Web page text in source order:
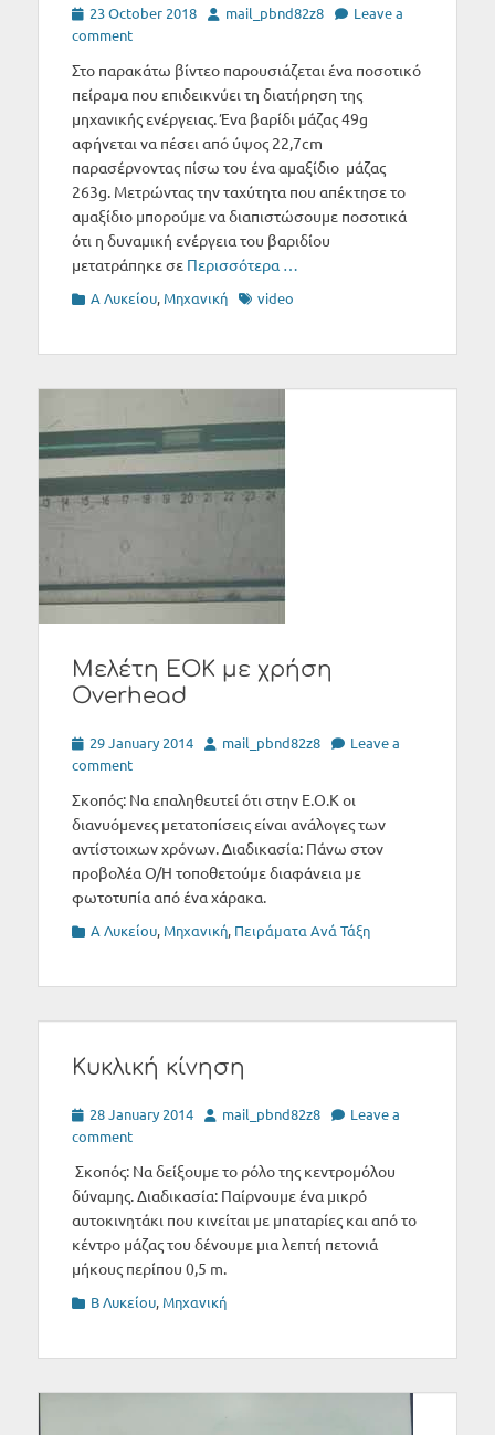
Posted
on
23 October 2018 Author
mail_pbnd82z8
Leave a
comment
Στο παρακάτω βίντεο παρουσιάζεται ένα ποσοτικό
πείραμα που επιδεικνύει τη διατήρηση της
μηχανικής ενέργειας. Ένα βαρίδι μάζας 49g
αφήνεται να πέσει από ύψος 22,7cm
παρασέρνοντας πίσω του ένα αμαξίδιο μάζας
263g. Μετρώντας την ταχύτητα που απέκτησε το
αμαξίδιο μπορούμε να διαπιστώσουμε ποσοτικά
ότι η δυναμική ενέργεια του βαριδίου
μετατράπηκε σε Περισσότερα …
Categories
Α Λυκείου, Μηχανική Tagsvideo
Μελέτη ΕΟΚ με χρήση
Overhead
Posted
on
29 January 2014 Author
mail_pbnd82z8
Leave a
comment
Σκοπός: Να επαληθευτεί ότι στην Ε.Ο.Κ οι
διανυόμενες μετατοπίσεις είναι ανάλογες των
αντίστοιχων χρόνων. Διαδικασία: Πάνω στον
προβολέα O/H τοποθετούμε διαφάνεια με
φωτοτυπία από ένα χάρακα.
Categories
Α Λυκείου, Μηχανική, Πειράματα Ανά Τάξη
Κυκλική κίνηση
Posted
on
28 January 2014 Author
mail_pbnd82z8
Leave a
comment
Σκοπός: Να δείξουμε το ρόλο της κεντρομόλου
δύναμης. Διαδικασία: Παίρνουμε ένα μικρό
αυτοκινητάκι που κινείται με μπαταρίες και από το
κέντρο μάζας του δένουμε μια λεπτή πετονιά
μήκους περίπου 0,5 m.
Categories
Β Λυκείου, Μηχανική